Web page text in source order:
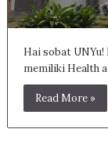
Hai sobat UNYu!
memiliki Health
Read More »